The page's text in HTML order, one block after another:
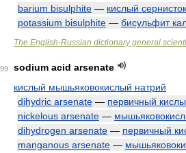
barium bisulphite — кислый
potassium bisulphite — бисульфит
The English-Russian dictionary general
99
sodium acid arsenate
кислый мышьяковокислый натрий
dihydric arsenate — первичный
nickelous arsenate —
dihydrogen arsenate — первичный
manganous arsenate —